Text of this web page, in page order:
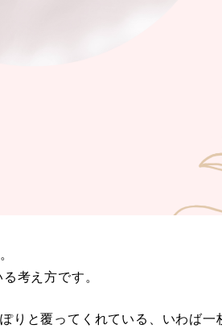
考え方です。
りと覆ってくれている、いわば一